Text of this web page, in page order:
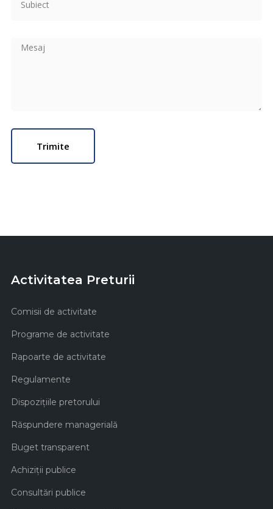
Activitatea Preturii
Comisii de activitate
Programe de activitate
Rapoarte de activitate
Regulamente
Dispozițiile pretorului
Răspundere managerială
Buget transparent
Achiziţii publice
Consultări publice